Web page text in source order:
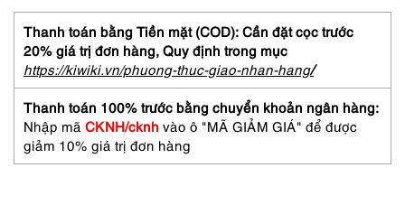
nam/nữ-
Ed
Hardy
men/women's
watch-
Như
mới/Chưa
sử
dụng
Thanh toán bằng Tiền mặt (COD): Cần đặt cọc trước
20% giá trị đơn hàng, Quy định trong mục
https://kiwiki.vn/phuong-thuc-giao-nhan-hang/
Thanh toán 100% trước bằng chuyển khoản ngân hàng:
Nhập mã CKNH/cknh vào ô "MÃ GIẢM GIÁ" để được
giảm 10% giá trị đơn hàng